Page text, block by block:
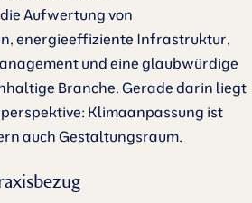
Aufwertung von
energieeffiziente Infrastruktur,
und eine glaubwürdige
Branche. Gerade darin liegt
Klimaanpassung ist
auch Gestaltungsraum.